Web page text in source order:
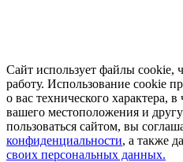
Сайт использует файлы cookie,
работу. Использование cookie
о вас технического характера,
вашего местоположения и
пользоваться сайтом, вы
конфиденциальности, а также
своих персональных данных.